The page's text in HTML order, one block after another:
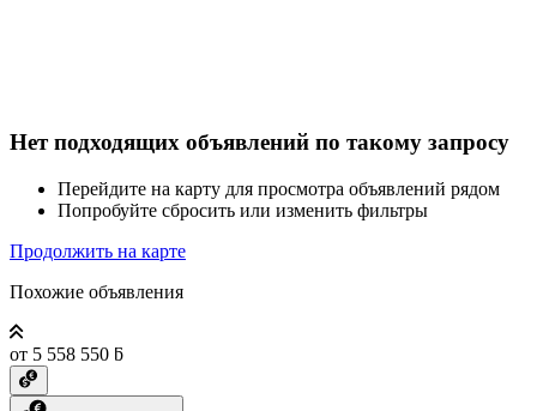
Нет подходящих объявлений по такому запросу
Перейдите на карту для просмотра объявлений рядом
Попробуйте сбросить или изменить фильтры
Продолжить на карте
Похожие объявления
от 5 558 550 ƃ